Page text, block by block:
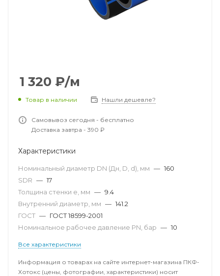
1 320 ₽/м
Товар в наличии Нашли дешевле?
Самовывоз сегодня - бесплатно
Доставка завтра - 390 ₽
Характеристики
Номинальный диаметр DN (Дн, D, d), мм — 160
SDR — 17
Толщина стенки e, мм — 9.4
Внутренний диаметр, мм — 141.2
ГОСТ — ГОСТ 18599-2001
Номинальное рабочее давление PN, бар — 10
Все характеристики
Информация о товарах на сайте интернет-магазина ПКФ-
Хотокс (цены, фотографии, характеристики) носит